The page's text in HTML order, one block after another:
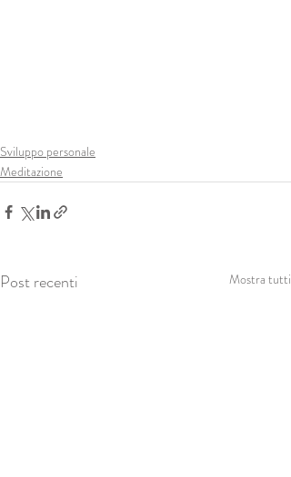
Sviluppo personale
Meditazione
Post recenti Mostra tutti